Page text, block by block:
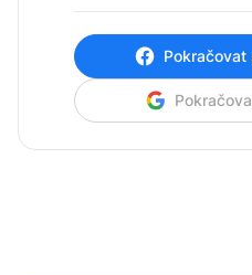
Pokračovat